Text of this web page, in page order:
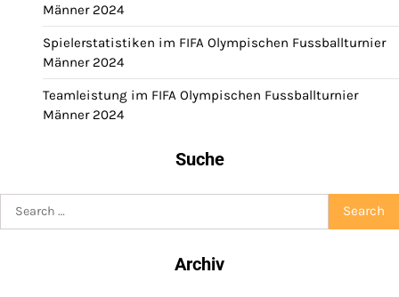
Männer 2024
Spielerstatistiken im FIFA Olympischen Fussballturnier
Männer 2024
Teamleistung im FIFA Olympischen Fussballturnier
Männer 2024
Suche
Archiv